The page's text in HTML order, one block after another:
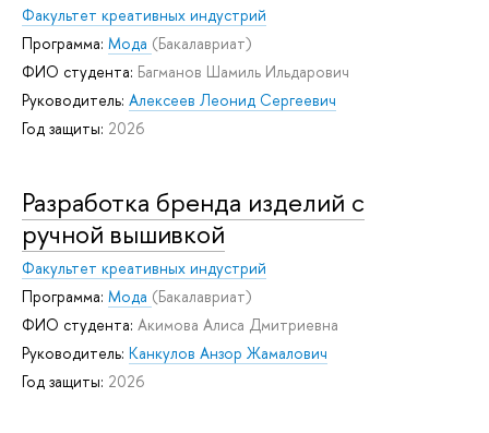
Факультет креативных индустрий
Программа: Мода (Бакалавриат)
ФИО студента: Багманов Шамиль Ильдарович
Руководитель: Алексеев Леонид Сергеевич
Год защиты: 2026
Разработка бренда изделий с
ручной вышивкой
Факультет креативных индустрий
Программа: Мода (Бакалавриат)
ФИО студента: Акимова Алиса Дмитриевна
Руководитель: Канкулов Анзор Жамалович
Год защиты: 2026